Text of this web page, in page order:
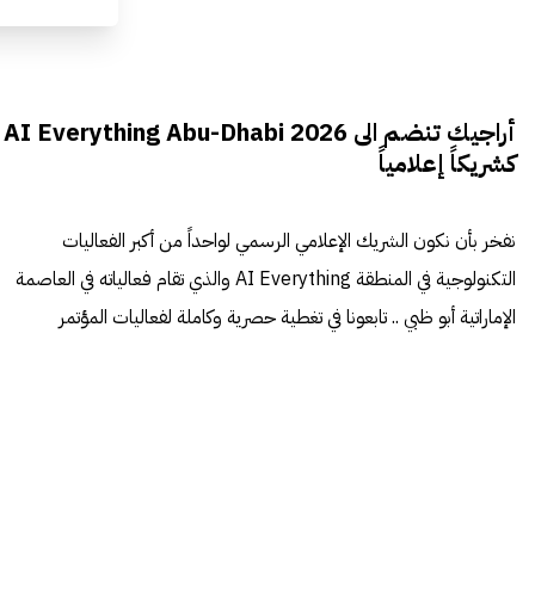
أراجيك تنضم الى AI Everything Abu-Dhabi 2026
كشريكاً إعلامياً
نفخر بأن نكون الشريك الإعلامي الرسمي لواحداً من أكبر الفعاليات
التكنولوجية في المنطقة AI Everything والذي تقام فعالياته في العاصمة
الإماراتية أبو ظبي .. تابعونا في تغطية حصرية وكاملة لفعاليات المؤتمر